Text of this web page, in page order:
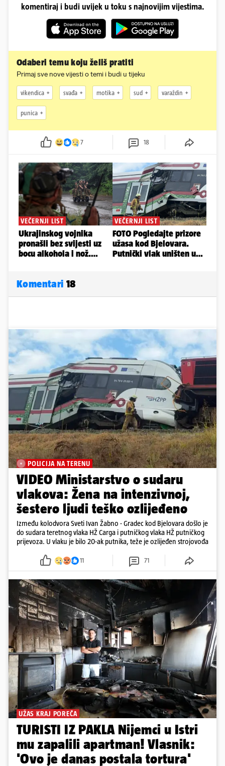
komentiraj i budi uvijek u toku s najnovijim vijestima.
Odaberi temu koju želiš pratiti
Primaj sve nove vijesti o temi i budi u tijeku
vikendica svađa motika sud varaždin
punica
7 18
Komentari 18
POLICIJA NA TERENU
VIDEO Ministarstvo o sudaru
vlakova: Žena na intenzivnoj,
šestero ljudi teško ozlijeđeno
Između kolodvora Sveti Ivan Žabno - Gradec kod Bjelovara došlo je
do sudara teretnog vlaka HŽ Carga i putničkog vlaka HŽ putničkog
prijevoza. U vlaku je bilo 20-ak putnika, teže je ozlijeđen strojovođa
11 71
UŽAS KRAJ POREČA
TURISTI IZ PAKLA Nijemci u Istri
mu zapalili apartman! Vlasnik:
'Ovo je danas postala tortura'